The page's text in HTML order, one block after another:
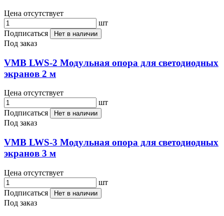
Цена отсутствует
шт
Подписаться
Нет в наличии
Под заказ
VMB LWS-2 Модульная опора для светодиодных
экранов 2 м
Цена отсутствует
шт
Подписаться
Нет в наличии
Под заказ
VMB LWS-3 Модульная опора для светодиодных
экранов 3 м
Цена отсутствует
шт
Подписаться
Нет в наличии
Под заказ